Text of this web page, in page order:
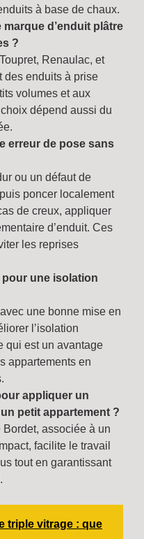
à base de chaux.
d’enduit plâtre
?
Renaulac, et
des enduits à prise
volumes et aux
dépend aussi du
erreur de pose sans
ou un défaut de
poncer localement
de creux, appliquer
d’enduit. Ces
les reprises
pour une isolation
une bonne mise en
l’isolation
qui est un avantage
appartements en
appliquer un
petit appartement ?
associée à un
facilite le travail
tout en garantissant
triple vitrage : que